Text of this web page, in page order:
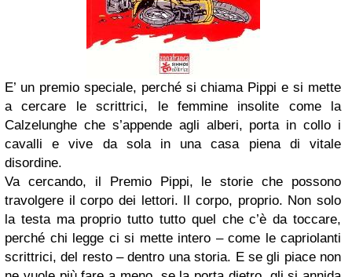
E’ un premio speciale, perché si chiama Pippi e si mette
a cercare le scrittrici, le femmine insolite come la
Calzelunghe che s’appende agli alberi, porta in collo i
cavalli e vive da sola in una casa piena di vitale
disordine.
Va cercando, il Premio Pippi, le storie che possono
travolgere il corpo dei lettori. Il corpo, proprio. Non solo
la testa ma proprio tutto tutto quel che c’è da toccare,
perché chi legge ci si mette intero – come le capriolanti
scrittrici, del resto – dentro una storia. E se gli piace non